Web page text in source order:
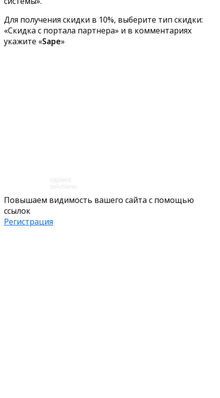
Для получения скидки в 10%, выберите тип скидки:
«Скидка с портала партнера» и в комментариях
укажите «Sape»
Повышаем видимость вашего сайта с помощью
ссылок
Регистрация